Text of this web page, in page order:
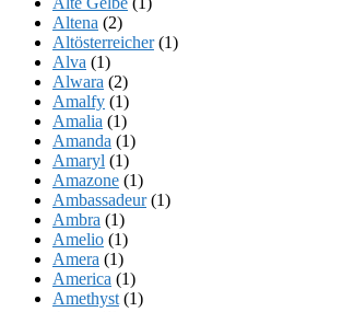
Altena (2)
Altösterreicher(1)
Alva (1)
Alwara (2)
Amalfy (1)
Amalia (1)
Amanda (1)
Amaryl (1)
Amazone (1)
Ambassadeur(1)
Ambra (1)
Amelio (1)
Amera (1)
America (1)
Amethyst (1)